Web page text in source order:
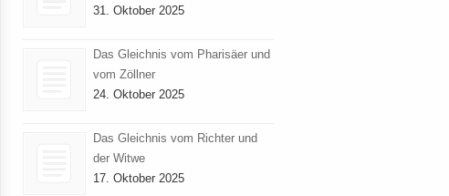
31. Oktober 2025
Das Gleichnis vom Pharisäer und
vom Zöllner
24. Oktober 2025
Das Gleichnis vom Richter und
der Witwe
17. Oktober 2025